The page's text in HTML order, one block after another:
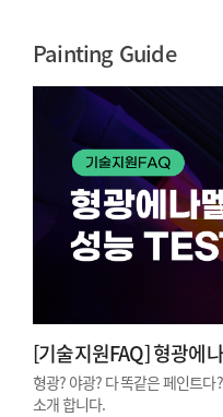
Painting Guide
[기술지원FAQ] 형광에
형광? 야광? 다 똑같은 페인트
소개 합니다.